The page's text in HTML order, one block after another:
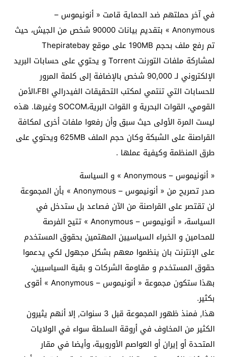
في آخر حملتهم ضد الحماية قامت « أنونيموس –
Anonymous » بتقديم بيانات 90000 شخص من الجيش، حيث
تم رفع ملف بحجم 190MB على موقع Thepiratebay
لمشاركة ملفات التورنت Torrent و يحتوي على حسابات البريد
الإلكتروني لـ 90,000 شخص بالإضافة إلى كلمة المرور
للحسابات التي تنتمي لمكتب التحقيقات الفيدرالي FBI،الأمن
القومي، القوات البحرية و القوات البرية،SOCOM وغيرها. هذه
ليست المرة الأولى حيث سبق وأن رفعوا ملفات أخرى لمكافة
القراصنة على الشبكة وكان حجم الملف 625MB ويحتوي على
طرق المنظمة وكيفية عملها .
« أنونيموس – Anonymous » و السياسة
صدر تصريح من « أنونيموس – Anonymous » بأن المجموعة
لن تقتصر على القراصنة من الآن فصاعد بل ستدخل في
السياسة، « أنونيموس – Anonymous » تتيح الفرصة
للمحامين و الخبراء السياسيين المهتمين بحقوق المستخدم
على الإنترنت بان ينظموا معهم بشكل مجهول لكي يدعموا
حقوق المستخدم و مقاومة الشركات و بقية السياسيين،
بهذا ستكون مجموعة « أنونيموس – Anonymous » أقوى
بكثير.
هذا, فمنذ ظهور المجموعة قبل 3 سنوات, إلا أنهم يثيرون
الكثير من المخاوف في أروقة السلطة سواء في الولايات
المتحدة أو إيران أو العواصم الأوروبية، وأيضا في مقار